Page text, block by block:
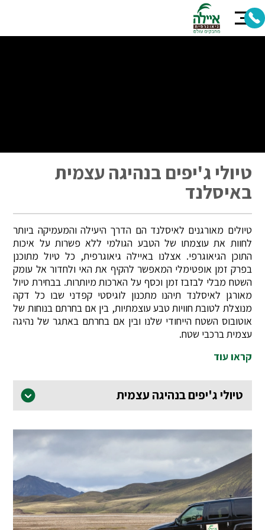
טיולי ג'יפים בנהיגה עצמית
באיסלנד
טיולים מאורגנים לאיסלנד הם הדרך היעילה והמעמיקה ביותר
לחוות את עוצמתו של הטבע הגולמי ללא פשרות על איכות
התוכן הגיאוגרפי. אצלנו באיילה גיאוגרפית, כל טיול מתוכנן
בפרק זמן אופטימלי המאפשר להקיף את האי ולחדור אל עומק
השטח מבלי לבזבז זמן וכסף על הארכות מיותרות. בבחירת טיול
מאורגן לאיסלנד תיהנו מתכנון לוגיסטי קפדני שבו כל דקה
מנוצלת לטובת חוויות טבע עוצמתיות, בין אם בחרתם בנוחות של
אוטובוס השטח הייחודי שלנו ובין אם בחרתם באתגר של נהיגה
עצמית ברכבי שטח.
קראו עוד
טיולי ג'יפים בנהיגה עצמית